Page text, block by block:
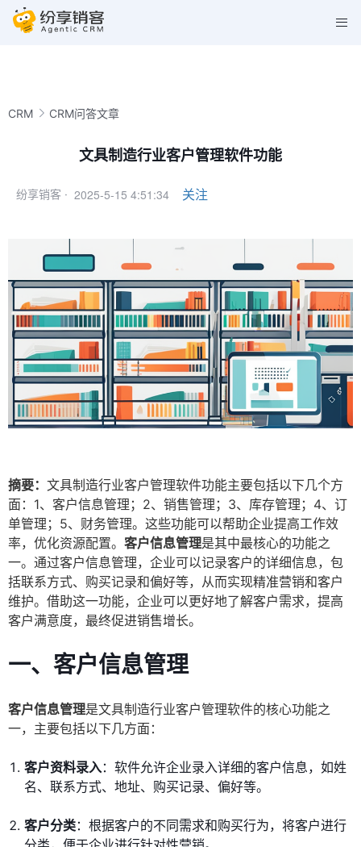
CRM CRM问答文章
文具制造行业客户管理软件功能
纷享销客 · 2025-5-15 4:51:34 关注
摘要： 文具制造行业客户管理软件功能主要包括以下几个方
面：1、客户信息管理；2、销售管理；3、库存管理；4、订
单管理；5、财务管理。这些功能可以帮助企业提高工作效
率，优化资源配置。 客户信息管理是其中最核心的功能之
一。通过客户信息管理，企业可以记录客户的详细信息，包
括联系方式、购买记录和偏好等，从而实现精准营销和客户
维护。借助这一功能，企业可以更好地了解客户需求，提高
客户满意度，最终促进销售增长。
一、客户信息管理
客户信息管理是文具制造行业客户管理软件的核心功能之
一，主要包括以下几方面：
客户资料录入：软件允许企业录入详细的客户信息，如姓
名、联系方式、地址、购买记录、偏好等。
客户分类：根据客户的不同需求和购买行为，将客户进行